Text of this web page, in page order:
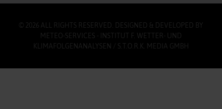
© 2026 ALL RIGHTS RESERVED. DESIGNED & DEVELOPED BY
METEO-SERVICES - INSTITUT F. WETTER- UND
KLIMAFOLGENANALYSEN / S.T.O.R.K. MEDIA GMBH